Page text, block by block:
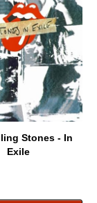
Stones - In
Exile